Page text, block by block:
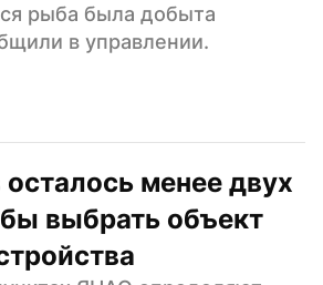
рыба была добыта
в управлении.
менее двух
выбрать объект